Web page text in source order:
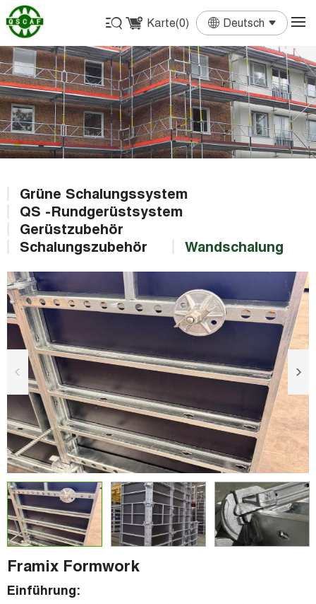
Karte(0) Deutsch
English
Français
Deutsch
Español
Português
Grüne Schalungssystem
QS -Rundgerüstsystem
Gerüstzubehör
Schalungszubehör
Wandschalung
Framix Formwork
Einführung: